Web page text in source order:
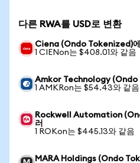
다른 RWA를 USD로 변환
Ciena (Ondo Tokenized)에
1 CIENon는 $408.01와 같음
Amkor Technology (Ondo
1 AMKRon는 $54.43와 같음
Rockwell Automation
러
1 ROKon는 $445.13와 같음
MARA Holdings (Ondo